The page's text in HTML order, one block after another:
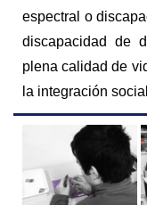
espectral o
discapacidad de
plena calidad de
la integración